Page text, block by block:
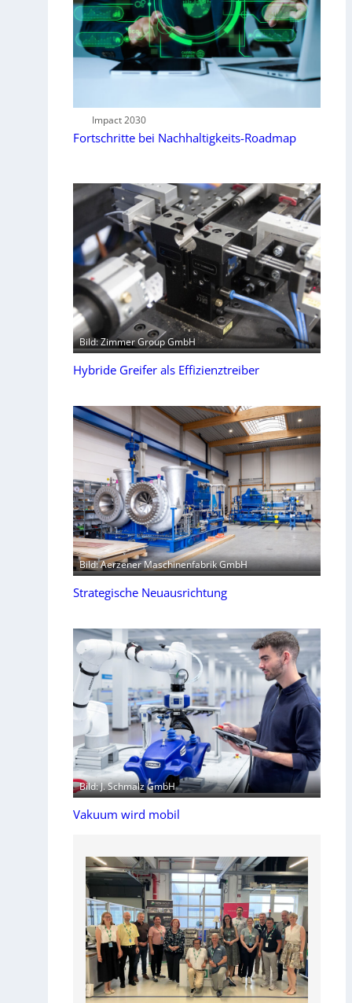
Impact 2030
Fortschritte bei Nachhaltigkeits-Roadmap
Bild: Zimmer Group GmbH
Hybride Greifer als Effizienztreiber
Bild: Aerzener Maschinenfabrik GmbH
Strategische Neuausrichtung
Bild: J. Schmalz GmbH
Vakuum wird mobil